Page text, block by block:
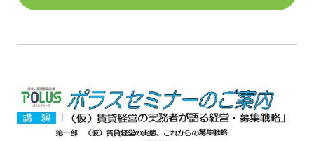
歳以下無料)
※非会員は、割増料金+5,000円になります。
定 員:40名最少催行人数30名